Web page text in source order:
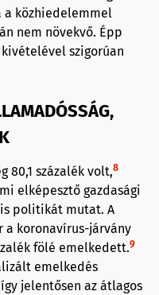
a közhiedelemmel
nem növekvő. Épp
szigorúan
80,1 százalék volt,8
elképesztő gazdasági
politikát mutat. A
a koronavírus-járvány
fölé emelkedett.9
emelkedés
jelentősen az átlagos